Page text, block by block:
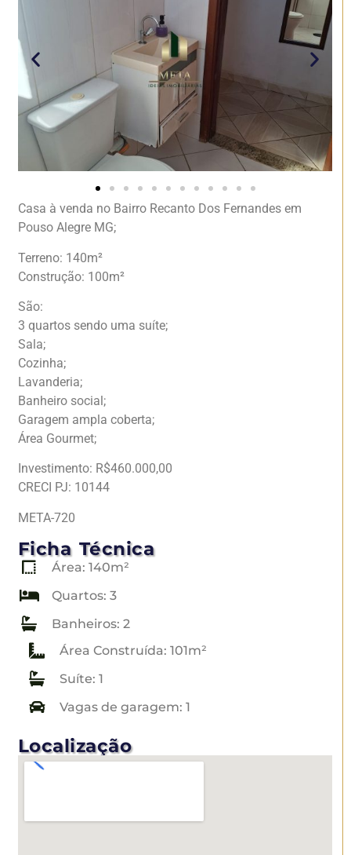
Casa à venda no Bairro Recanto Dos Fernandes em
Pouso Alegre MG;
Terreno: 140m²
Construção: 100m²
São:
3 quartos sendo uma suíte;
Sala;
Cozinha;
Lavanderia;
Banheiro social;
Garagem ampla coberta;
Área Gourmet;
Investimento: R$460.000,00
CRECI PJ: 10144
META-720
Ficha Técnica
Área: 140m²
Quartos: 3
Banheiros: 2
Área Construída: 101m²
Suíte: 1
Vagas de garagem: 1
Localização